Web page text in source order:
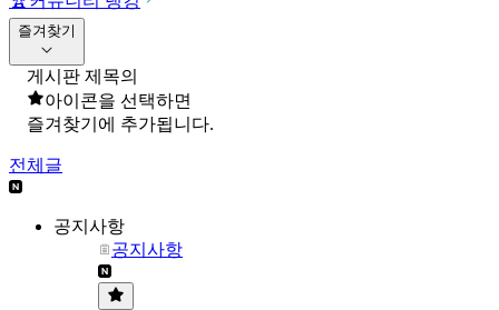
즐겨찾기
게시판 제목의
아이콘을 선택하면
즐겨찾기에 추가됩니다.
전체글
공지사항
공지사항